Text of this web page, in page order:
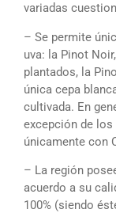
variadas
– Se permite
uva: la Pinot
plantados, la
única cepa
cultivada. En
excepción de los
únicamente con
– La región
acuerdo a su
100% (siendo